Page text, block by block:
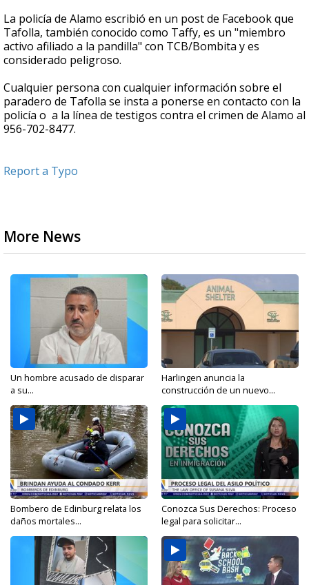
La policía de Alamo escribió en un post de Facebook que
Tafolla, también conocido como Taffy, es un "miembro
activo afiliado a la pandilla" con TCB/Bombita y es
considerado peligroso.
Cualquier persona con cualquier información sobre el
paradero de Tafolla se insta a ponerse en contacto con la
policía o a la línea de testigos contra el crimen de Alamo al
956-702-8477.
Report a Typo
More News
Un hombre acusado de disparar
a su...
Harlingen anuncia la
construcción de un nuevo...
Bombero de Edinburg relata los
daños mortales...
Conozca Sus Derechos: Proceso
legal para solicitar...